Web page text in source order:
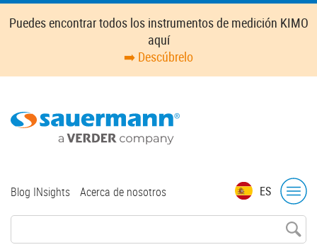
Skip
Puedes encontrar todos los instrumentos de medición KIMO
aquí
➡️ Descúbrelo
ES
Top
Blog INsights Acerca de nosotros